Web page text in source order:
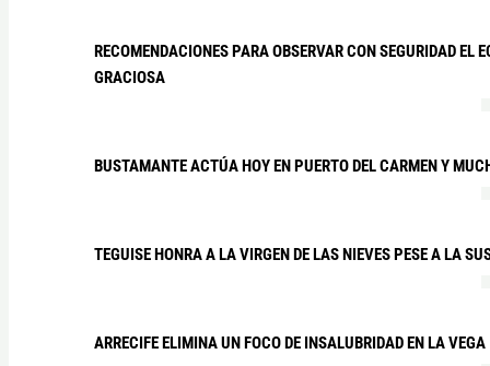
RECOMENDACIONES PARA OBSERVAR CON SEGURIDAD EL
GRACIOSA
BUSTAMANTE ACTÚA HOY EN PUERTO DEL CARMEN Y
TEGUISE HONRA A LA VIRGEN DE LAS NIEVES PESE A LA
ARRECIFE ELIMINA UN FOCO DE INSALUBRIDAD EN LA VEGA